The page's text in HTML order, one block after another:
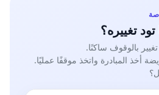
تغييره؟
بالوقوف ساكنًا.
أخذ المبادرة واتخذ موقفًا عمليًا.